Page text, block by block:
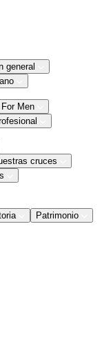
general
Men
cruces
Patrimonio